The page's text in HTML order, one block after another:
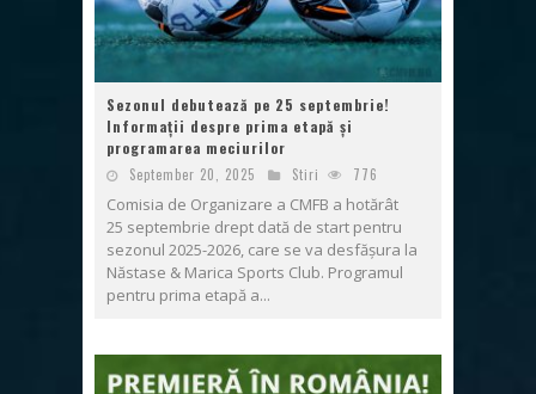
Sezonul debutează pe 25 septembrie!
Informații despre prima etapă și
programarea meciurilor
September 20, 2025 Stiri 776
Comisia de Organizare a CMFB a hotărât
25 septembrie drept dată de start pentru
sezonul 2025-2026, care se va desfășura la
Năstase & Marica Sports Club. Programul
pentru prima etapă a...